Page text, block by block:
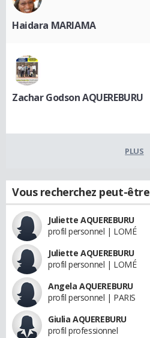
Haidara MARIAMA
Zachar Godson AQUEREBURU
PLUS
Vous recherchez peut-être
Juliette AQUEREBURU
profil personnel | LOMÉ
Juliette AQUEREBURU
profil personnel | LOMÉ
Angela AQUEREBURU
profil personnel | PARIS
Giulia AQUEREBURU
profil professionnel